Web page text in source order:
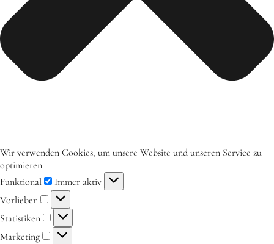
Wir verwenden Cookies, um unsere Website und unseren Service zu
optimieren.
Funktional
Immer aktiv
Vorlieben
Statistiken
Marketing
Aktuelles
Winterzauber